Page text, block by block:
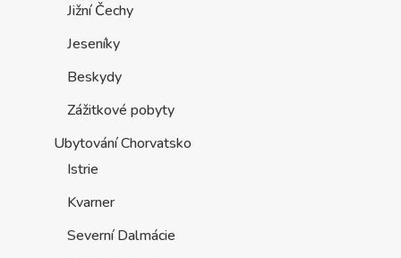
Jižní Čechy
Jeseníky
Beskydy
Zážitkové pobyty
Ubytování Chorvatsko
Istrie
Kvarner
Severní Dalmácie